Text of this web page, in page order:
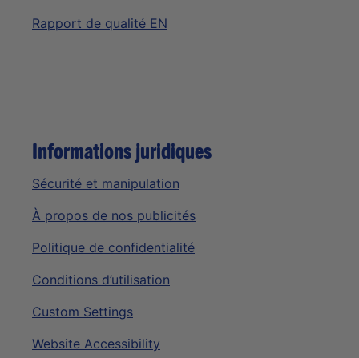
Rapport de qualité EN
Informations juridiques
Sécurité et manipulation
À propos de nos publicités
Politique de confidentialité
Conditions d’utilisation
Custom Settings
Website Accessibility